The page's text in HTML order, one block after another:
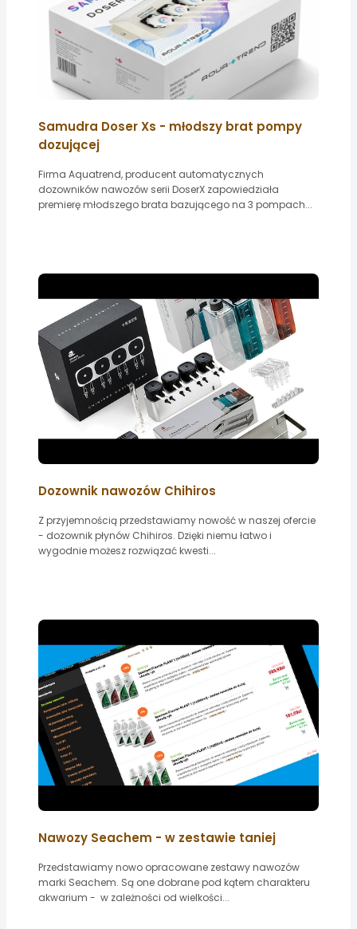
Samudra Doser Xs - młodszy brat pompy
dozującej
Firma Aquatrend, producent automatycznych
dozowników nawozów serii DoserX zapowiedziała
premierę młodszego brata bazującego na 3 pompach...
Dozownik nawozów Chihiros
Z przyjemnością przedstawiamy nowość w naszej ofercie
- dozownik płynów Chihiros. Dzięki niemu łatwo i
wygodnie możesz rozwiązać kwesti...
Nawozy Seachem - w zestawie taniej
Przedstawiamy nowo opracowane zestawy nawozów
marki Seachem. Są one dobrane pod kątem charakteru
akwarium - w zależności od wielkości...